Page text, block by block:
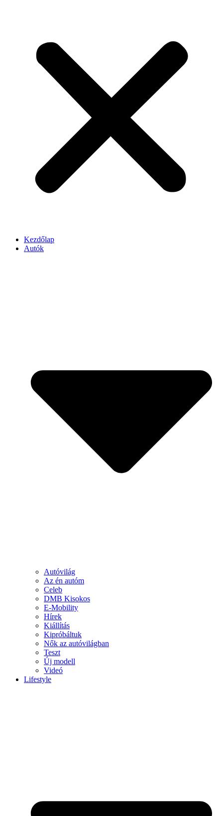
Kezdőlap
Autók
Autóvilág
Az én autóm
Celeb
DMB Kisokos
E-Mobility
Hírek
Kiállítás
Kipróbáltuk
Nők az autóvilágban
Teszt
Új modell
Videó
Lifestyle